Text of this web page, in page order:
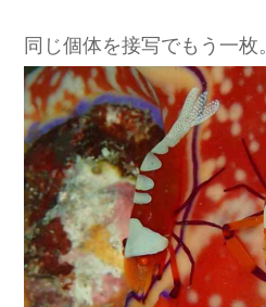
同じ個体を接写でもう一枚。